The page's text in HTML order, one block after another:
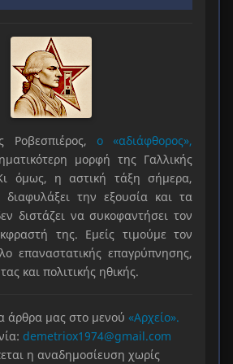
Ροβεσπιέρος, ο «αδιάφθορος»,
μορφή της Γαλλικής
όμως, η αστική τάξη σήμερα,
διαφυλάξει την εξουσία και τα
διστάζει να συκοφαντήσει τον
της. Εμείς τιμούμε τον
επαναστατικής επαγρύπνησης,
και πολιτικής ηθικής.
άρθρα μας στο μενού «Αρχείο».
demetriox1974@gmail.com
η αναδημοσίευση χωρίς